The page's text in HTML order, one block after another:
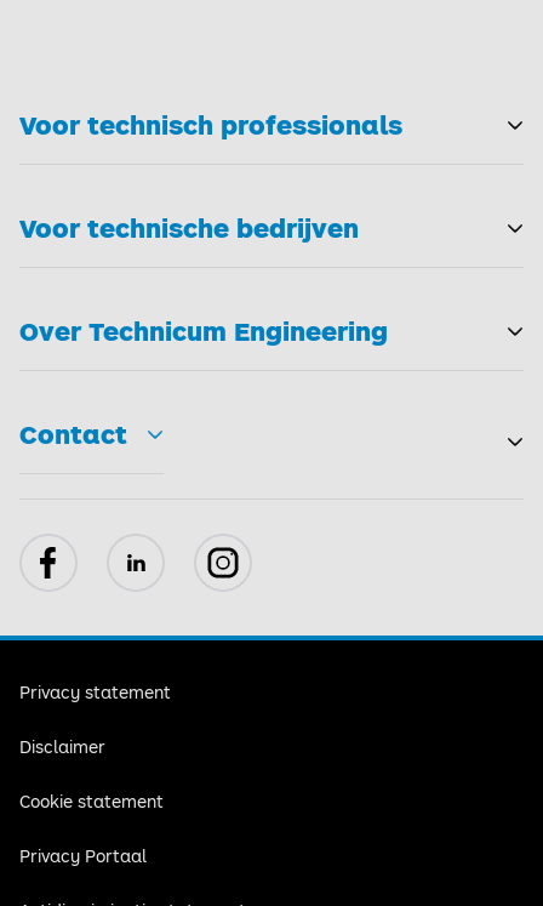
Voor technisch professionals
Voor technische bedrijven
Over Technicum Engineering
Contact
FacebookLinkedIn Instagram
Privacy statement
Disclaimer
Cookie statement
Privacy Portaal